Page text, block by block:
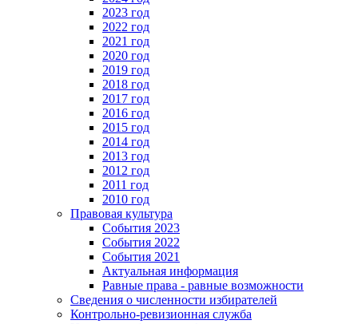
2023 год
2022 год
2021 год
2020 год
2019 год
2018 год
2017 год
2016 год
2015 год
2014 год
2013 год
2012 год
2011 год
2010 год
Правовая культура
События 2023
События 2022
События 2021
Актуальная информация
Равные права - равные возможности
Сведения о численности избирателей
Контрольно-ревизионная служба